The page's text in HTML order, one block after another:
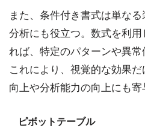
また、条件付き書式は単な
分析にも役立つ。数式を利
れば、特定のパターンや異常
これにより、視覚的な効果
向上や分析能力の向上にも寄
ピボットテーブル